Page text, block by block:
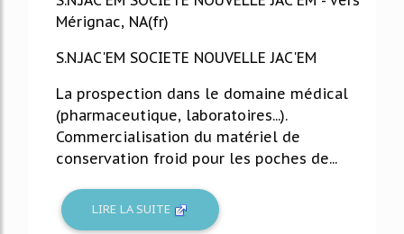
Mérignac, NA(fr)
S.N.JAC'EM SOCIETE NOUVELLE JAC'EM
La prospection dans le domaine médical
(pharmaceutique, laboratoires...).
Commercialisation du matériel de
conservation froid pour les poches de...
LIRE LA SUITE